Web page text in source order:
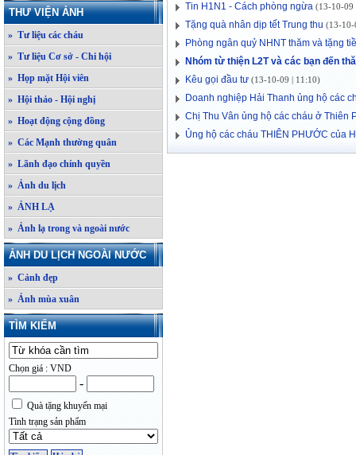
THƯ VIỆN ẢNH
» Tư liệu các cháu
» Tư liệu Cơ sở - Chi hội
» Họp mặt Hội viên
» Hội thảo - Hội nghị
» Hoạt động cộng đồng
» Các Mạnh thường quân
» Lãnh đạo chính quyền
» Ảnh du lịch
» ẢNH LẠ
» Ảnh lạ trong và ngoài nước
ẢNH DU LỊCH NGOÀI NƯỚC
» Cảnh đẹp
» Ảnh mùa xuân
TÌM KIẾM
Chọn giá : VND
-
Quà tặng khuyến mại
Tình trạng sản phẩm
Tin H1N1 - Cách phòng ngừa (13-10-09
Tặng quà nhân dịp tết Trung thu (13-10-
Phòng ngân quỷ NHNT thăm và tặng
Nhóm từ thiện L2T và các bạn đến
Kêu gọi đầu tư (13-10-09 | 11:10)
Doanh nghiệp Hải Thanh ủng hộ các
Chị Thu Vân ủng hộ các cháu ở Thiên
Ủng hộ các cháu THIÊN PHƯỚC của